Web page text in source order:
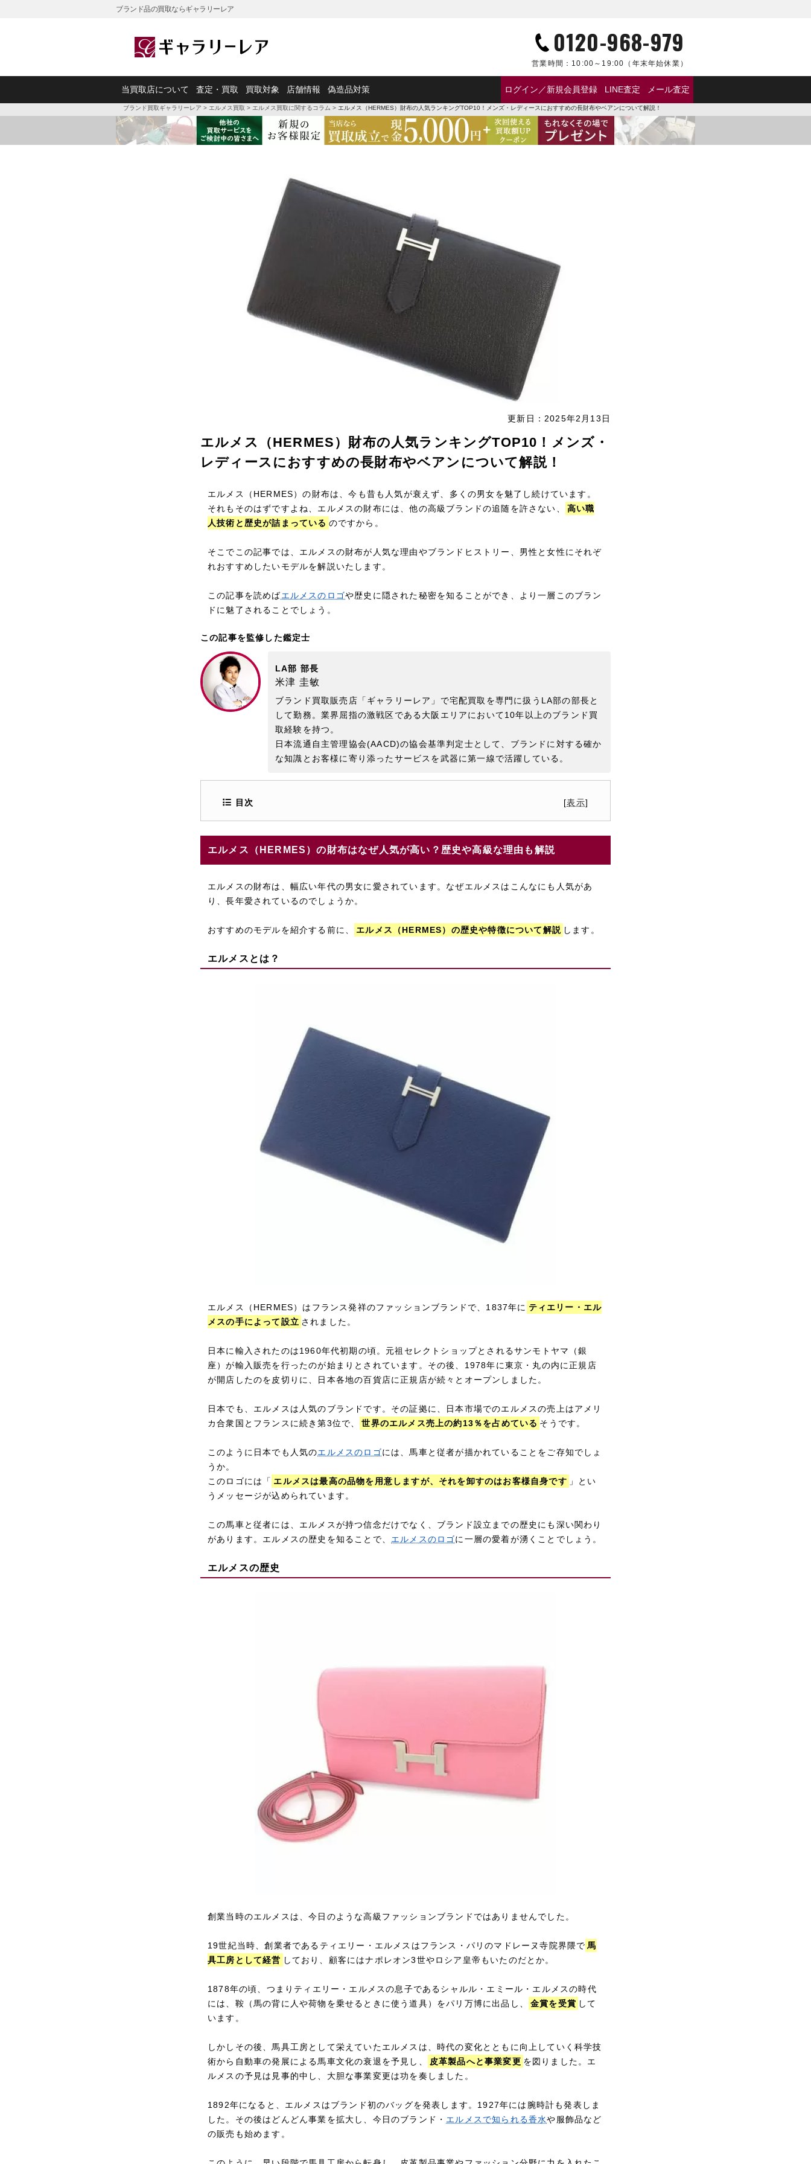
ブランド品の買取ならギャラリーレア
0120-968-979
営業時間： 10:00～19:00 （年末年始休業）
当買取店について 査定・買取 買取対象 店舗情報 偽造品対策 ログイン／新規会員登録 LINE査定 メール査定
ブランド買取ギャラリーレア > エルメス買取 > エルメス買取に関するコラム > エルメス（HERMES）財布の人気ランキングTOP10！メンズ・レディースにおすすめの長財布やベアンについて解説！
更新日：2025年2月13日
エルメス（HERMES）財布の人気ランキングTOP10！メンズ・
レディースにおすすめの長財布やベアンについて解説！
エルメス（HERMES）の財布は、今も昔も人気が衰えず、多くの男女を魅了し続けています。
それもそのはずですよね、エルメスの財布には、他の高級ブランドの追随を許さない、
高い職
人技術と歴史が詰まっている のですから。
そこでこの記事では、エルメスの財布が人気な理由やブランドヒストリー、男性と女性にそれぞ
れおすすめしたいモデルを解説いたします。
この記事を読めばエルメスのロゴや歴史に隠された秘密を知ることができ、より一層このブラン
ドに魅了されることでしょう。
この記事を監修した鑑定士
LA部 部長
米津 圭敏
ブランド買取販売店「ギャラリーレア」で宅配買取を専門に扱うLA部の部長と
して勤務。業界屈指の激戦区である大阪エリアにおいて10年以上のブランド買
取経験を持つ。
日本流通自主管理協会(AACD)の協会基準判定士として、ブランドに対する確か
な知識とお客様に寄り添ったサービスを武器に第一線で活躍している。
目次 [表示]
エルメス（HERMES）の財布はなぜ人気が高い？歴史や高級な理由も解説
エルメスの財布は、幅広い年代の男女に愛されています。なぜエルメスはこんなにも人気があ
り、長年愛されているのでしょうか。
おすすめのモデルを紹介する前に、 エルメス（HERMES）の歴史や特徴について解説 します。
エルメスとは？
エルメス（HERMES）はフランス発祥のファッションブランドで、1837年に ティエリー・エル
メスの手によって設立 されました。
日本に輸入されたのは1960年代初期の頃。元祖セレクトショップとされるサンモトヤマ（銀
座）が輸入販売を行ったのが始まりとされています。その後、1978年に東京・丸の内に正規店
が開店したのを皮切りに、日本各地の百貨店に正規店が続々とオープンしました。
日本でも、エルメスは人気のブランドです。その証拠に、日本市場でのエルメスの売上はアメリ
カ合衆国とフランスに続き第3位で、
世界のエルメス売上の約13％を占めている そうです。
このように日本でも人気のエルメスのロゴには、馬車と従者が描かれていることをご存知でしょ
うか。
このロゴには「 エルメスは最高の品物を用意しますが、それを卸すのはお客様自身です 」とい
うメッセージが込められています。
この馬車と従者には、エルメスが持つ信念だけでなく、ブランド設立までの歴史にも深い関わり
があります。エルメスの歴史を知ることで、 エルメスのロゴに一層の愛着が湧くことでしょう。
エルメスの歴史
創業当時のエルメスは、今日のような高級ファッションブランドではありませんでした。
19世紀当時、創業者であるティエリー・エルメスはフランス・パリのマドレーヌ寺院界隈で 馬
具工房として経営 しており、顧客にはナポレオン3世やロシア皇帝もいたのだとか。
1878年の頃、つまりティエリー・エルメスの息子であるシャルル・エミール・エルメスの時代
には、鞍（馬の背に人や荷物を乗せるときに使う道具）をパリ万博に出品し、
金賞を受賞 して
います。
しかしその後、馬具工房として栄えていたエルメスは、時代の変化とともに向上していく科学技
術から自動車の発展による馬車文化の衰退を予見し、
皮革製品へと事業変更 を図りました。エ
ルメスの予見は見事的中し、大胆な事業変更は功を奏しました。
1892年になると、エルメスはブランド初のバッグを発表します。1927年には腕時計も発表しま
した。その後はどんどん事業を拡大し、今日のブランド・ エルメスで知られる香水や服飾品など
の販売も始めます。